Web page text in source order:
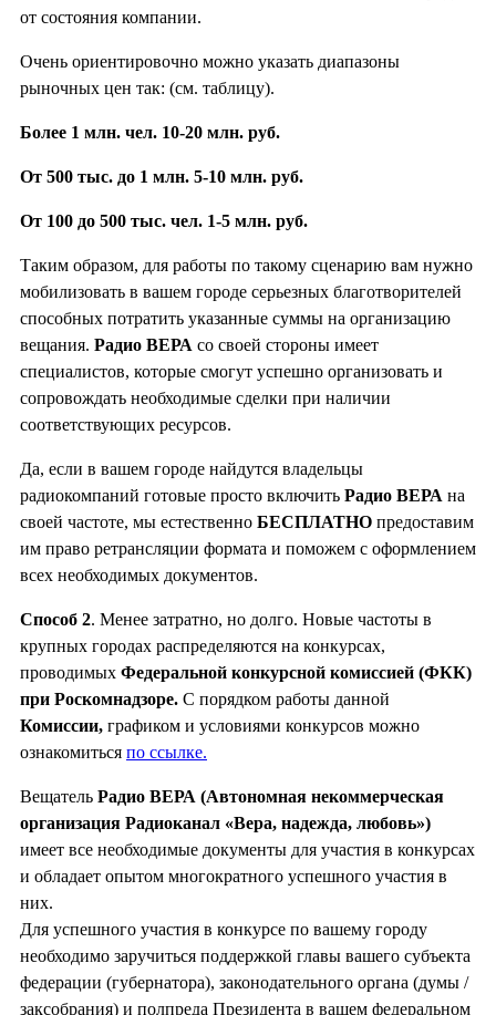
от состояния компании.
Очень ориентировочно можно указать диапазоны
рыночных цен так: (см. таблицу).
Более 1 млн. чел. 10-20 млн. руб.
От 500 тыс. до 1 млн. 5-10 млн. руб.
От 100 до 500 тыс. чел. 1-5 млн. руб.
Таким образом, для работы по такому сценарию вам нужно
мобилизовать в вашем городе серьезных благотворителей
способных потратить указанные суммы на организацию
вещания. Радио ВЕРА со своей стороны имеет
специалистов, которые смогут успешно организовать и
сопровождать необходимые сделки при наличии
соответствующих ресурсов.
Да, если в вашем городе найдутся владельцы
радиокомпаний готовые просто включить Радио ВЕРА на
своей частоте, мы естественно БЕСПЛАТНО предоставим
им право ретрансляции формата и поможем с оформлением
всех необходимых документов.
Способ 2. Менее затратно, но долго. Новые частоты в
крупных городах распределяются на конкурсах,
проводимых Федеральной конкурсной комиссией (ФКК)
при Роскомнадзоре. С порядком работы данной
Комиссии, графиком и условиями конкурсов можно
ознакомиться по ссылке.
Вещатель Радио ВЕРА (Автономная некоммерческая
организация Радиоканал «Вера, надежда, любовь»)
имеет все необходимые документы для участия в конкурсах
и обладает опытом многократного успешного участия в
них.
Для успешного участия в конкурсе по вашему городу
необходимо заручиться поддержкой главы вашего субъекта
федерации (губернатора), законодательного органа (думы /
заксобрания) и полпреда Президента в вашем федеральном